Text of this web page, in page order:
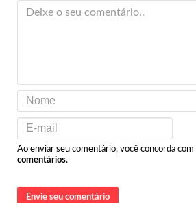
Ao enviar seu comentário, você concorda com
comentários.
Envie seu comentário